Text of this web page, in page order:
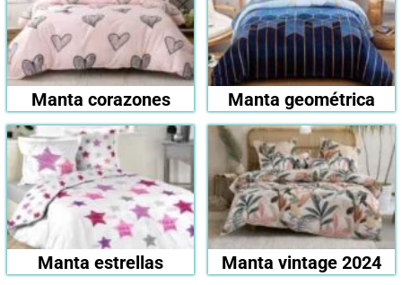
Manta corazones Manta geométrica
Manta estrellas Manta vintage 2024